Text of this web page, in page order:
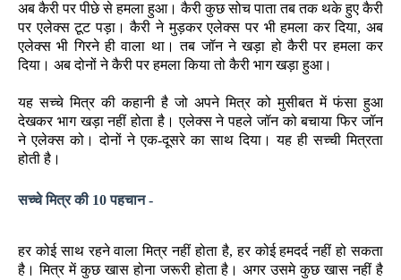
अब कैरी पर पीछे से हमला हुआ। कैरी कुछ सोच पाता तब तक थके हुए कैरी
पर एलेक्स टूट पड़ा। कैरी ने मुड़कर एलेक्स पर भी हमला कर दिया, अब
एलेक्स भी गिरने ही वाला था। तब जॉन ने खड़ा हो कैरी पर हमला कर
दिया। अब दोनों ने कैरी पर हमला किया तो कैरी भाग खड़ा हुआ।
यह सच्चे मित्र की कहानी है जो अपने मित्र को मुसीबत में फंसा हुआ
देखकर भाग खड़ा नहीं होता है। एलेक्स ने पहले जॉन को बचाया फिर जॉन
ने एलेक्स को। दोनों ने एक-दूसरे का साथ दिया। यह ही सच्ची मित्रता
होती है।
सच्चे मित्र की 10 पहचान -
हर कोई साथ रहने वाला मित्र नहीं होता है, हर कोई हमदर्द नहीं हो सकता
है। मित्र में कुछ खास होना जरूरी होता है। अगर उसमे कुछ खास नहीं है